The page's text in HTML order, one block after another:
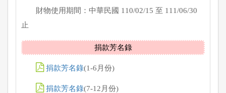
財物使用期間：中華民國 110/02/15 至 111/06/30
止
捐款芳名錄
捐款芳名錄(1-6月份)
捐款芳名錄(7-12月份)